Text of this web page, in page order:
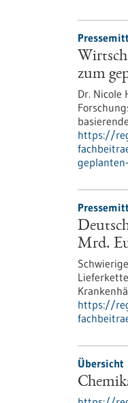
zum
Dr.
https://
Mrd.
https://
Übersicht